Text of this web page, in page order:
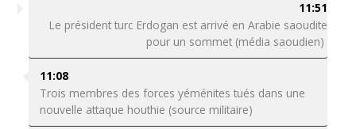
11:51
Le président turc Erdogan est arrivé en Arabie saoudite
pour un sommet (média saoudien)
11:08
Trois membres des forces yéménites tués dans une
nouvelle attaque houthie (source militaire)